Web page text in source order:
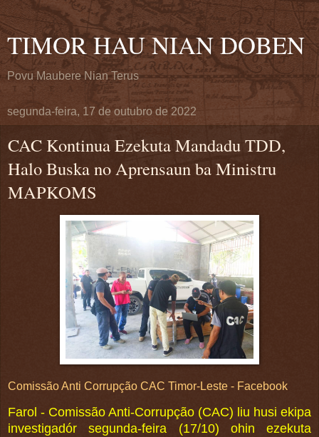
TIMOR HAU NIAN DOBEN
Povu Maubere Nian Terus
segunda-feira, 17 de outubro de 2022
CAC Kontinua Ezekuta Mandadu TDD,
Halo Buska no Aprensaun ba Ministru
MAPKOMS
Comissão Anti Corrupção CAC Timor-Leste - Facebook
Farol - Comissão Anti-Corrupção (CAC) liu husi ekipa
investigadór segunda-feira (17/10) ohin ezekuta